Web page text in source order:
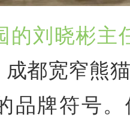
的刘晓彬主
都宽窄熊
品牌符号